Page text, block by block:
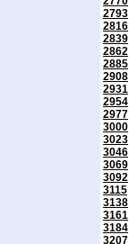
2793
2816
2839
2862
2885
2908
2931
2954
2977
3000
3023
3046
3069
3092
3115
3138
3161
3184
3207